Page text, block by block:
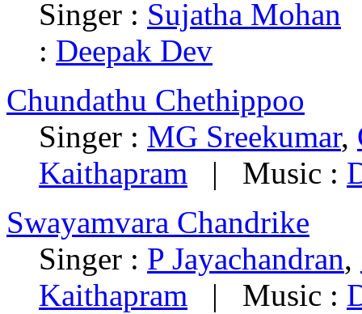
Singer : Sujatha Mohan
: Deepak Dev
Chundathu Chethippoo
Singer : MG Sreekumar,
Kaithapram | Music :
Swayamvara Chandrike
Singer : P Jayachandran,
Kaithapram | Music :